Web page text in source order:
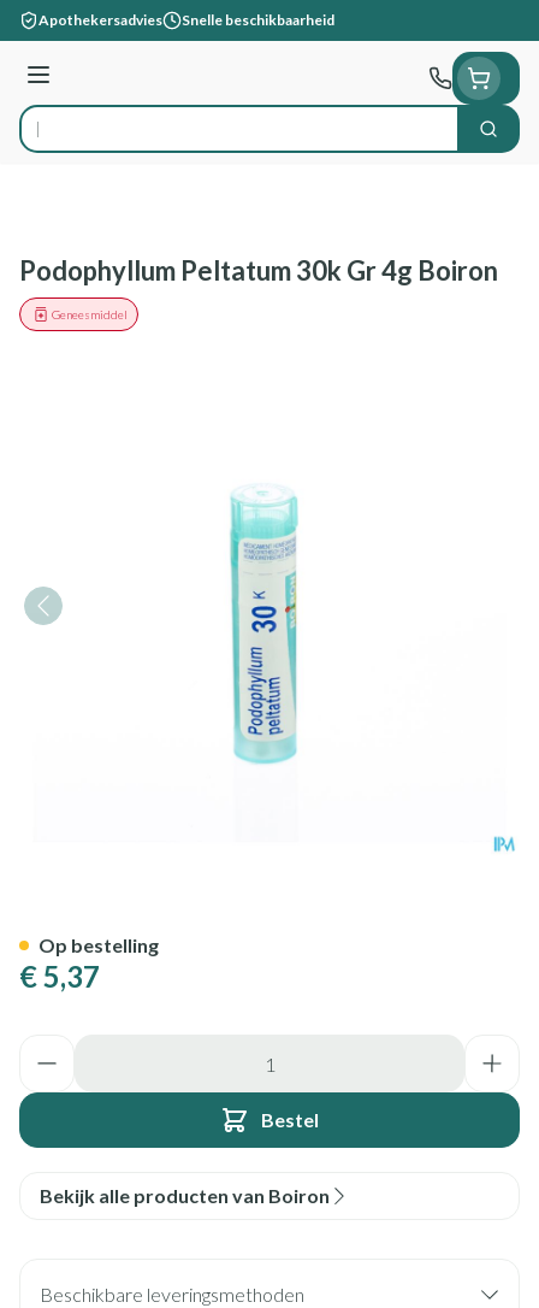
Ga naar de inhoud
Apothekersadvies Snelle beschikbaarheid
Menu
Product, merk, categorie... Zoek
Podophyllum Peltatum 30k Gr 4g Boiron
Geneesmiddel
€ 5,37
Bestel
Op bestelling
Bekijk alle producten van Boiron
Beschikbare leveringsmethoden